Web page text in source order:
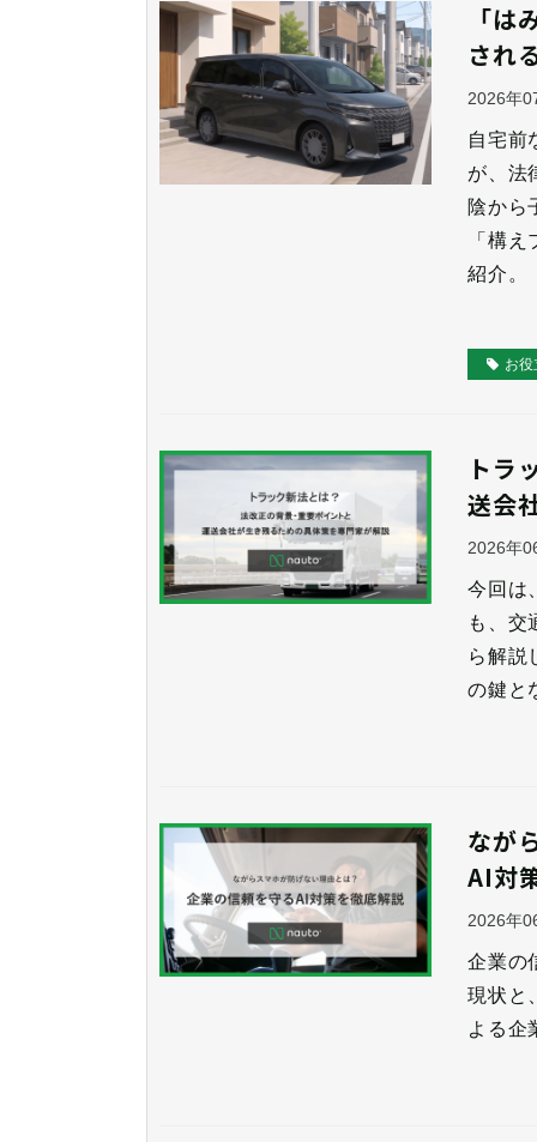
「
され
2026年
自宅前
が、法
陰から
「構
紹介。
お
トラ
送会
2026年
今回は
も、交
ら解説
の鍵と
なが
AI対
2026年
企業の
現状と
よる企